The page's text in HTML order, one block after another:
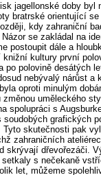
jagellonské doby
bratrské orientující
kdy zahraniční
se zakládal na
postoupit dále a
kultury první
po polovině
nebývalý nárůst a
oproti minulým
uměleckého
spolupráci s
soudobých grafických
skutečnosti pak
zahraničních
skrývají dřevořezáči.
s nečekaně
let, můžeme